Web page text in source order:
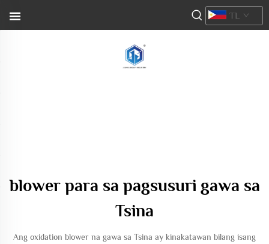
TL
blower para sa pagsusuri gawa sa
Tsina
Ang oxidation blower na gawa sa Tsina ay kinakatawan bilang isang